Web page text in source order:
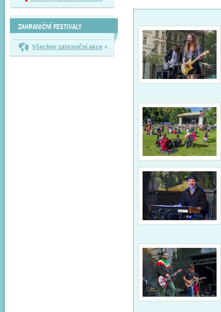
ZAHRANIČNÍ FESTIVALY
Všechny zahraniční akce »